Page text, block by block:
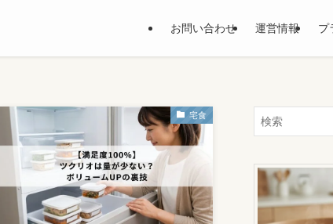
お問い合わせ 運営情報 プ
宅食